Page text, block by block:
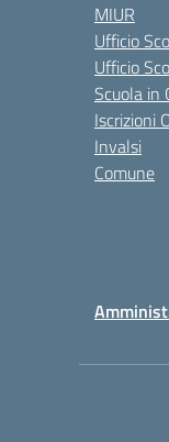
MIUR
Ufficio
Ufficio
Scuola in
Iscrizioni
Invalsi
Comune